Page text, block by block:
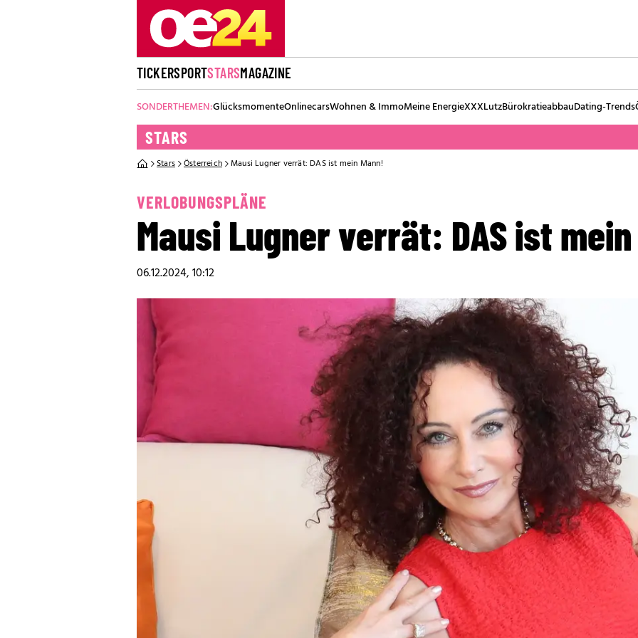
TICKERSPORTSTARSMAGAZINE
SONDERTHEMEN:GlücksmomenteOnlinecarsWohnen & ImmoMeine EnergieXXXLutzBürokratieabbauDating-Trends
STARS
Stars Österreich Mausi Lugner verrät: DAS ist mein Mann!
VERLOBUNGSPLÄNE
Mausi Lugner verrät: DAS ist
06.12.2024, 10:12